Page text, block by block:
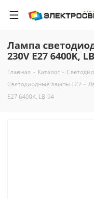
Лампа
230V E27 6400K,
Главная - Каталог -
Светодиодные лампы E27 -
E27 6400K, LB-94